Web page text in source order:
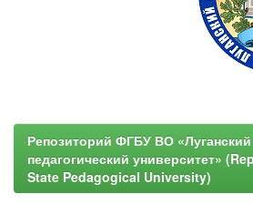
Репозиторий ФГБУ ВО
педагогический университет»
State Pedagogical University)